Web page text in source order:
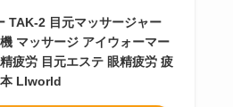
TAK-2 目元マッサージャー
マッサージ アイウォーマー
疲労 目元エステ 眼精疲労 疲
LIworld